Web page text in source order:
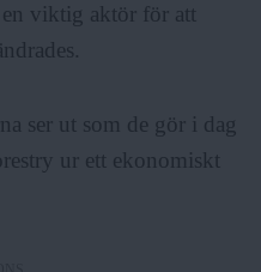
viktig aktör för att
ser ut som de gör i dag
ur ett ekonomiskt